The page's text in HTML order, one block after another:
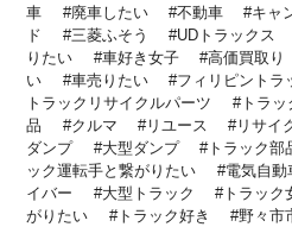
車
廃車したい 不動車 キャ
ド
三菱ふそう UDトラックス
りたい
車好き女子 高価買取り
い
車売りたい フィリピントラ
トラックリサイクルパーツ
トラッ
品
クルマ リユース リサイ
ダンプ
大型ダンプ トラック部
ック運転手と繋がりたい
電気自動
イバー
大型トラック トラック
がりたい
トラック好き 野々市